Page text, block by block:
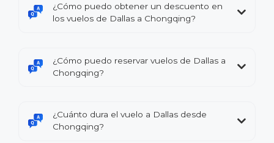
¿Cómo puedo obtener un descuento en
los vuelos de Dallas a Chongqing?
¿Cómo puedo reservar vuelos de Dallas a
Chongqing?
¿Cuánto dura el vuelo a Dallas desde
Chongqing?